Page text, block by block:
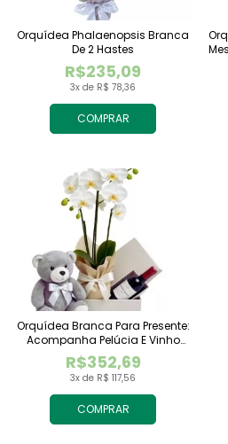
COMPRAR
3x de R$ 78,36
R$235,09
Orquídea Phalaenopsis Branca
De 2 Hastes
COMPRAR
3x de R$ 117,56
R$352,69
Orquídea Branca Para Presente:
Acompanha Pelúcia E Vinho
Tinto Importado